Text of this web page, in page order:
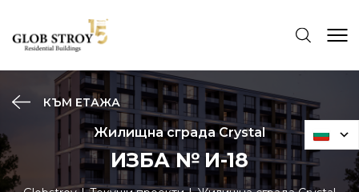
КЪМ ЕТАЖА
Жилищна сграда Crystal
ИЗБА № И-18